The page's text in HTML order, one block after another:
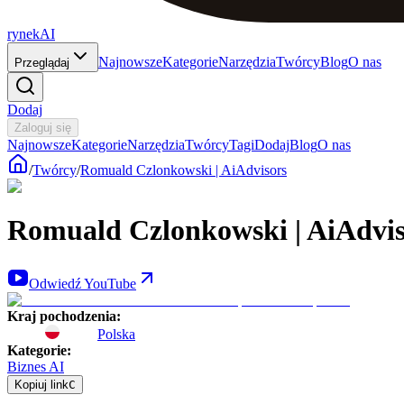
rynekAI
Przeglądaj NajnowszeKategorieNarzędziaTwórcyBlogO nas
Dodaj
Zaloguj się
NajnowszeKategorieNarzędziaTwórcyTagiDodajBlogO nas
/Twórcy/Romuald Czlonkowski | AiAdvisors
Romuald Czlonkowski |
Odwiedź YouTube
Kraj pochodzenia:
Polska
Kategorie:
Biznes AI
Kopiuj linkC